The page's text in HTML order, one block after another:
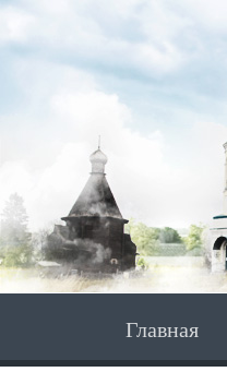
Главная